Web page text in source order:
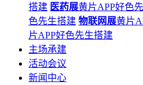
搭建 医药展黄片APP好色
色先生搭建 物联网展黄片
片APP好色先生搭建
主场承建
活动会议
新闻中心